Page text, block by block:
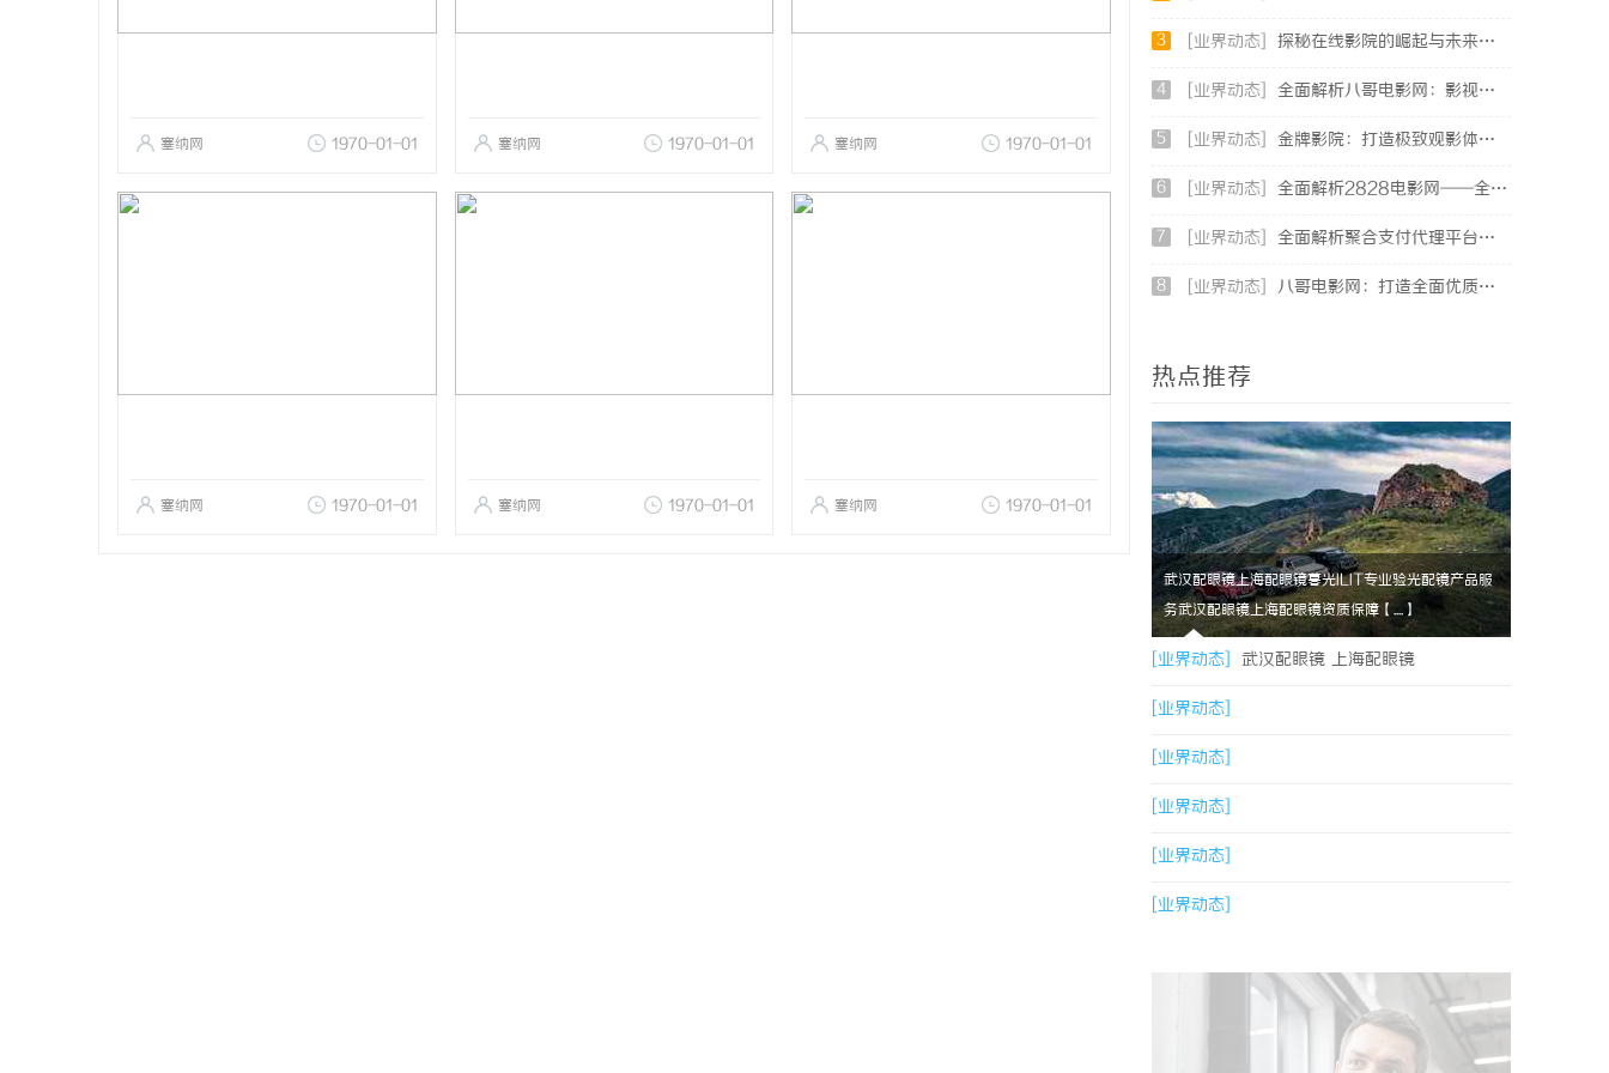
塞纳网 1970-01-01 塞纳网 1970-01-01 塞纳网 1970-01-01
塞纳网 1970-01-01 塞纳网 1970-01-01 塞纳网 1970-01-01
3 [业界动态] 探秘在线影院的崛起与未来发展趋势分析
4 [业界动态] 全面解析八哥电影网：影视爱好者的天堂与资源宝库
5 [业界动态] 金牌影院：打造极致观影体验的专业平台
6 [业界动态] 全面解析2828电影网——全方位提升你的观影体验平台
7 [业界动态] 全面解析聚合支付代理平台：助力商户高效管理多渠道支付
8 [业界动态] 八哥电影网：打造全面优质的影视观看新体验
热点推荐
武汉配眼镜上海配眼镜暮光ILIT专业验光配镜产品服
务武汉配眼镜上海配眼镜资质保障【....】
[业界动态] 武汉配眼镜 上海配眼镜
[业界动态]
[业界动态]
[业界动态]
[业界动态]
[业界动态]